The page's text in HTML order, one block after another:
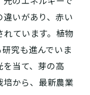
いがあり、赤い
ています。植物
究も進んでいま
当て、芽の高
培から、最新農業